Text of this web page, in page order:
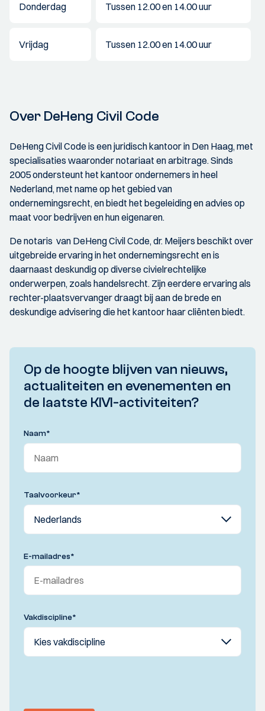
Donderdag Tussen 12.00 en 14.00 uur
Vrijdag Tussen 12.00 en 14.00 uur
Over DeHeng Civil Code
DeHeng Civil Code is een juridisch kantoor in Den Haag, met
specialisaties waaronder notariaat en arbitrage. Sinds
2005 ondersteunt het kantoor ondernemers in heel
Nederland, met name op het gebied van
ondernemingsrecht, en biedt het begeleiding en advies op
maat voor bedrijven en hun eigenaren.
De notaris van DeHeng Civil Code, dr. Meijers beschikt over
uitgebreide ervaring in het ondernemingsrecht en is
daarnaast deskundig op diverse civielrechtelijke
onderwerpen, zoals handelsrecht. Zijn eerdere ervaring als
rechter-plaatsvervanger draagt bij aan de brede en
deskundige advisering die het kantoor haar cliënten biedt.
Op de hoogte blijven van nieuws,
actualiteiten en evenementen en
de laatste KIVI-activiteiten?
Naam*
Taalvoorkeur*
E-mailadres*
Vakdiscipline*